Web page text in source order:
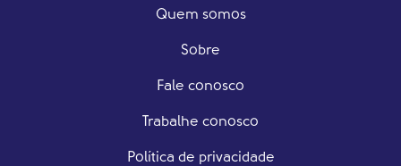
Quem somos
Sobre
Fale conosco
Trabalhe conosco
Política de privacidade